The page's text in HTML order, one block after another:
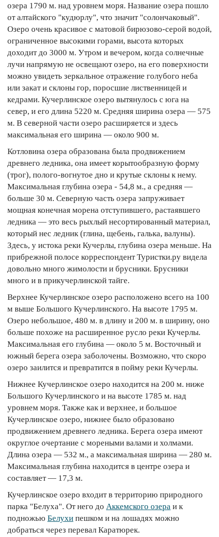
озера 1790 м. над уровнем моря. Название озера пошло
от алтайского "кудюрлу", что значит "солончаковый".
Озеро очень красивое с матовой бирюзово-серой водой,
ограниченное высокими горами, высота которых
доходит до 3000 м. Утром и вечером, когда солнечные
лучи напрямую не освещают озеро, на его поверхности
можно увидеть зеркальное отражение голубого неба
или закат и склоны гор, поросшие лиственницей и
кедрами. Кучерлинское озеро вытянулось с юга на
север, и его длина 5220 м. Средняя ширина озера — 575
м. В северной части озеро расширяется и здесь
максимальная его ширина — около 900 м.
Котловина озера образована была продвижением
древнего ледника, она имеет корытообразную форму
(трог), полого-вогнутое дно и крутые склоны к нему.
Максимальная глубина озера - 54,8 м., а средняя —
больше 30 м. Северную часть озера запруживает
мощная конечная морена отступившего, растаявшего
ледника — это весь рыхлый несортированный материал,
который нес ледник (глина, щебень, галька, валуны).
Здесь, у истока реки Кучерлы, глубина озера меньше. На
прибрежной полосе корреспондент Туристки.ру видела
довольно много жимолости и брусники. Брусники
много и в прикучерлинской тайге.
Верхнее Кучерлинское озеро расположено всего на 100
м выше Большого Кучерлинского. На высоте 1795 м.
Озеро небольшое, 480 м. в длину и 200 м. в ширину, оно
больше похоже на расширенное русло реки Кучерлы.
Максимальная его глубина — около 5 м. Восточный и
южный берега озера заболочены. Возможно, что скоро
озеро заилится и превратится в пойму реки Кучерлы.
Нижнее Кучерлинское озеро находится на 200 м. ниже
Большого Кучерлинского и на высоте 1785 м. над
уровнем моря. Также как и верхнее, и большое
Кучерлинское озеро, нижнее было образовано
продвижением древнего ледника. Берега озера имеют
округлое очертание с мореными валами и холмами.
Длина озера — 532 м., а максимальная ширина — 280 м.
Максимальная глубина находится в центре озера и
составляет — 17,3 м.
Кучерлинское озеро входит в территорию природного
парка "Белуха". От него до Аккемского озера и к
подножью Белухи пешком и на лошадях можно
добраться через перевал Каратюрек.